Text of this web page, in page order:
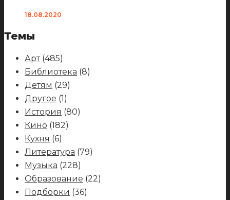
18.08.2020
Темы
Арт(485)
Библиотека (8)
Детям (29)
Другое (1)
История (80)
Кино (182)
Кухня (6)
Литература (79)
Музыка (228)
Образование (22)
Подборки (36)